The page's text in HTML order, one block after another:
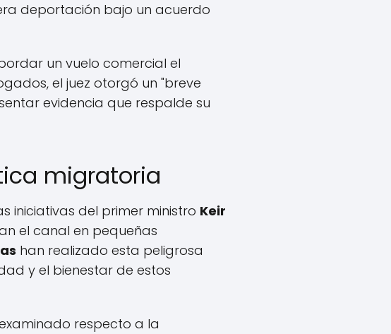
deportación bajo un acuerdo
un vuelo comercial el
el juez otorgó un "breve
evidencia que respalde su
migratoria
iniciativas del primer ministro Keir
el canal en pequeñas
han realizado esta peligrosa
y el bienestar de estos
respecto a la